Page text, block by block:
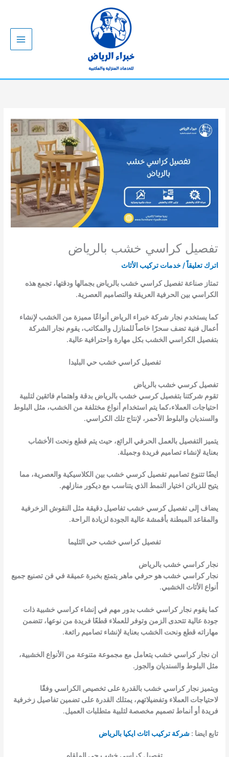
تفصيل كراسي خشب بالرياض
اترك تعليقاً /خدمات تركيب الأثاث
تمتاز صناعة تفصيل كراسي خشب بالرياض بجمالها ودقتها، تجمع هذه
الكراسي بين الحرفية العريقة والتصاميم العصرية.
كما يستخدم نجار شركة خبراء الرياض أنواعًا مميزة من الخشب لإنشاء
أعمال فنية تضف سحرًا خاصاً للمنازل والمكاتب، يقوم نجار الشركة
بتفصيل الكراسي الخشب بكل مهارة واحترافية عالية.
تفصيل كراسي خشب حي البليدا
تفصيل كرسي خشب بالرياض
تقوم شركتنا بتفصيل كرسي خشب بالرياض بدقة واهتمام فائقين لتلبية
احتياجات العملاء،كما يتم استخدام أنواع مختلفة من الخشب، مثل البلوط
والسنديان والبلوط الأحمر، لإنتاج تلك الكراسي.
يتميز التفصيل بالعمل الحرفي الرائع، حيث يتم قطع ونحت الأخشاب
بعناية لإنشاء تصاميم فريدة وجميلة.
ايضًا تتنوع تصاميم تفصيل كرسي خشب بين الكلاسيكية والعصرية، مما
يتيح للزبائن اختيار النمط الذي يتناسب مع ديكور منازلهم.
يضاف إلى تفصيل كرسي خشب تفاصيل دقيقة مثل النقوش الزخرفية
والمقاعد المبطنة بأقمشة عالية الجودة لزيادة الراحة.
تفصيل كراسي خشب حي الثليما
نجار كراسي خشب بالرياض
نجار كراسي خشب هو حرفي ماهر يتمتع بخبرة عميقة في فن تصنيع جميع
أنواع الأثاث الخشبي.
كما يقوم نجار كراسي خشب بدور مهم في إنشاء كراسي خشبية ذات
جودة عالية تتحدى الزمن وتوفر للعملاء قطعًا فريدة من نوعها، تتضمن
مهاراته قطع ونحت الخشب بعناية لإنشاء تصاميم رائعة.
ان نجار كراسي خشب يتعامل مع مجموعة متنوعة من الأنواع الخشبية،
مثل البلوط والسنديان والجوز.
ويتميز نجار كراسي خشب بالقدرة على تخصيص الكراسي وفقًا
لاحتياجات العملاء وتفضيلاتهم، يمتلك القدرة على تضمين تفاصيل زخرفية
فريدة أو أنماط تصميم مخصصة لتلبية متطلبات العميل.
تابع ايضا :شركة تركيب اثاث ايكيا بالرياض